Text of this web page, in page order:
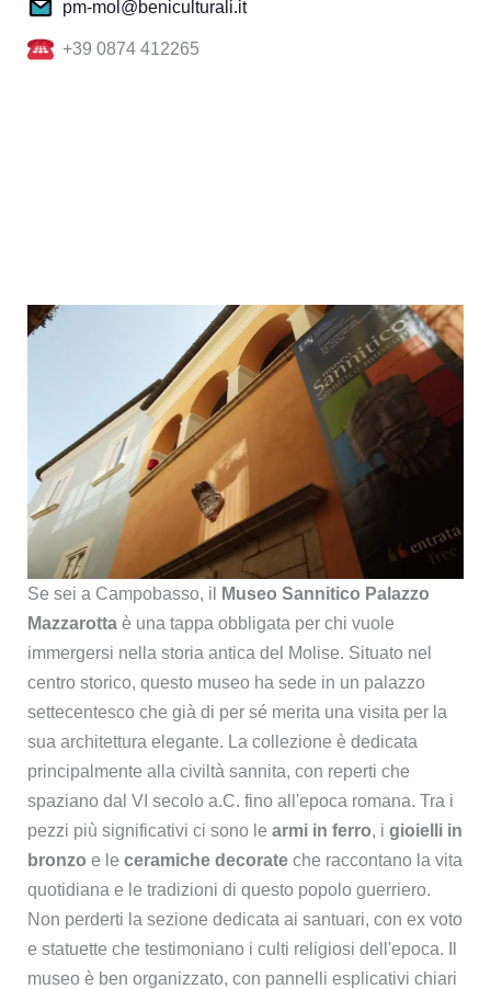
pm-mol@beniculturali.it
+39 0874 412265
Se sei a Campobasso, il
Museo Sannitico Palazzo
Mazzarottaè una tappa obbligata per chi vuole
immergersi nella storia antica del Molise. Situato nel
centro storico, questo museo ha sede in un palazzo
settecentesco che già di per sé merita una visita per la
sua architettura elegante. La collezione è dedicata
principalmente alla civiltà sannita, con reperti che
spaziano dal VI secolo a.C. fino all'epoca romana. Tra i
pezzi più significativi ci sono le armi in ferro, i gioielli in
bronzo e le ceramiche decorateche raccontano la vita
quotidiana e le tradizioni di questo popolo guerriero.
Non perderti la sezione dedicata ai santuari, con ex voto
e statuette che testimoniano i culti religiosi dell'epoca. Il
museo è ben organizzato, con pannelli esplicativi chiari